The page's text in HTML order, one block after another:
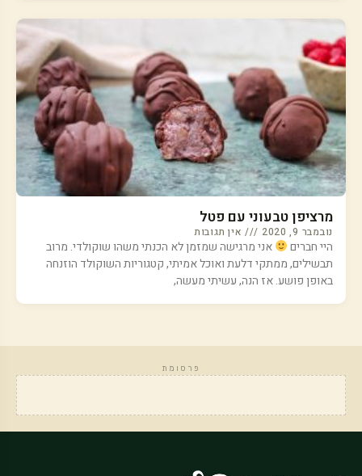
מרציפן טבעוני עם פטל
נובמבר 9, 2020 אין תגובות
היי חברים
אני מרגישה שמזמן לא הכנתי משהו שוקולדי. מרוב
תבשילים, ממתקי דלעת ואוכל אמיתי, קטגוריות השוקולד הוזנחה
באופן פושע. אז הנה, עשיתי מעשה,
פרסומת